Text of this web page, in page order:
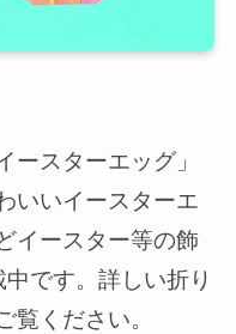
ースターエッグ」
いいイースターエ
イースター等の飾
です。詳しい折り
覧ください。